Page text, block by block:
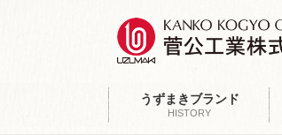
うずまきブランド
HISTORY